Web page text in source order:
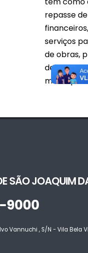
repasse
serviços
de obras,
de
município.
SÃO JOAQUIM
9000
Vannuchi , S/N - Vila Bela